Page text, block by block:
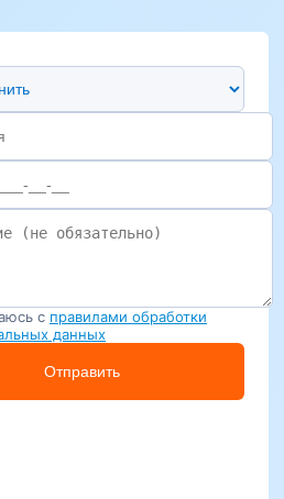
способ связи
с правилами обработки
данных
Отправить